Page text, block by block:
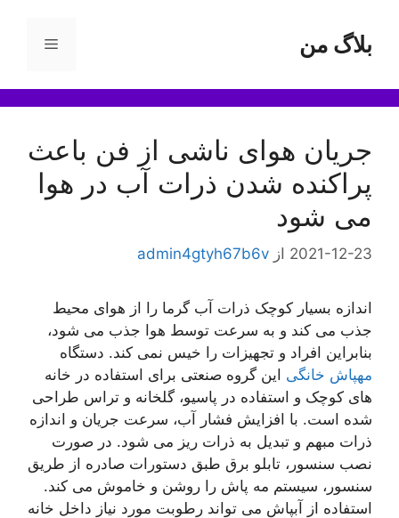
محتوابلاگ من فهرست
جریان هوای ناشی از فن باعث
پراکنده شدن ذرات آب در هوا
می شود
2021-12-23 از admin4gtyh67b6v
اندازه بسیار کوچک ذرات آب گرما را از هوای محیط
جذب می کند و به سرعت توسط هوا جذب می شود،
بنابراین افراد و تجهیزات را خیس نمی کند. دستگاه
مهپاش خانگی این گروه صنعتی برای استفاده در خانه
های کوچک و استفاده در پاسیو، گلخانه و تراس طراحی
شده است. با افزایش فشار آب، سرعت جریان و اندازه
ذرات مبهم و تبدیل به ذرات ریز می شود. در صورت
نصب سنسور، تابلو برق طبق دستورات صادره از طریق
سنسور، سیستم مه پاش را روشن و خاموش می کند.
استفاده از آبپاش می تواند رطوبت مورد نیاز داخل خانه